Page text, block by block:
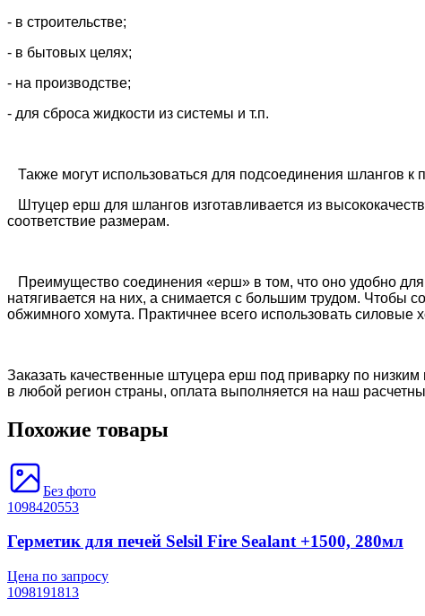
- в строительстве;
- в бытовых целях;
- на производстве;
- для сброса жидкости из системы и т.п.
Также могут использоваться для подсоединения шлангов к
Штуцер ерш для шлангов изготавливается из
соответствие размерам.
Преимущество соединения «ерш» в том, что оно удобно для
натягивается на них, а снимается с большим трудом. Чтобы
обжимного хомута. Практичнее всего использовать
Заказать качественные штуцера ерш под приварку по
в любой регион страны, оплата выполняется на наш
Похожие товары
Без фото
1098420553
Герметик для печей Selsil Fire Sealant +1500, 280мл
Цена по запросу
1098191813